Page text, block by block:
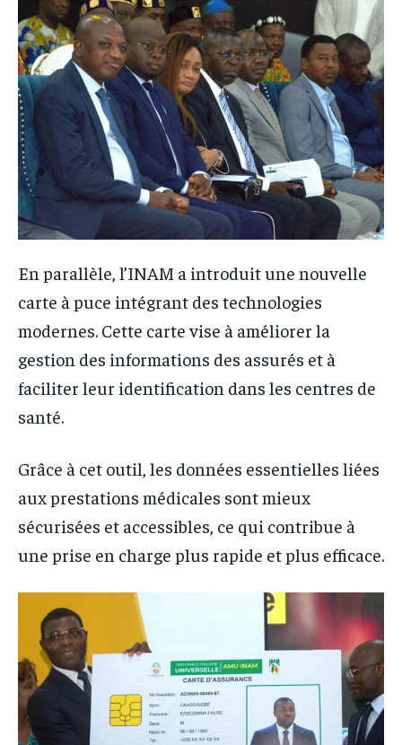
En parallèle, l’INAM a introduit une nouvelle
carte à puce intégrant des technologies
modernes. Cette carte vise à améliorer la
gestion des informations des assurés et à
faciliter leur identification dans les centres de
santé.
Grâce à cet outil, les données essentielles liées
aux prestations médicales sont mieux
sécurisées et accessibles, ce qui contribue à
une prise en charge plus rapide et plus efficace.